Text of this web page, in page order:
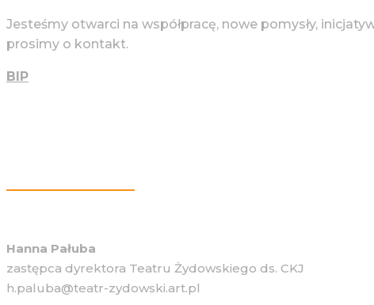
Jesteśmy otwarci na współpracę, nowe pomysły,
prosimy o kontakt.
BIP
Hanna Pałuba
zastępca dyrektora Teatru Żydowskiego ds. CKJ
h.paluba@teatr-zydowski.art.pl